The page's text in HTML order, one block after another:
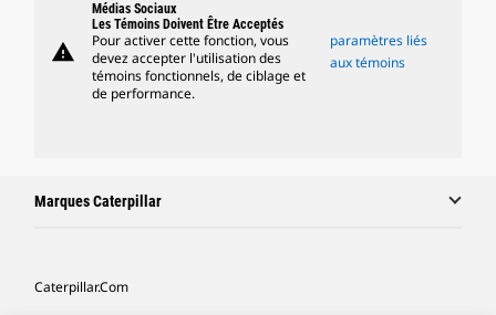
warning
Médias Sociaux
Les Témoins Doivent Être Acceptés
Pour activer cette fonction, vous
devez accepter l'utilisation des
témoins fonctionnels, de ciblage et
de performance.
paramètres liés
aux témoins
Marques Caterpillar
Caterpillar.com